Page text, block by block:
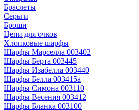
Браслеты
Серьги
Броши
Цепи для очков
Хлопковые шарфы
Шарфы Марселла 003402
Шарфы Берта 003445
Шарфы Изабелла 003440
Шарфы Белла 003415a
Шарфы Симона 003110
Шарфы Весения 003412
Шарфы Бланка 003100